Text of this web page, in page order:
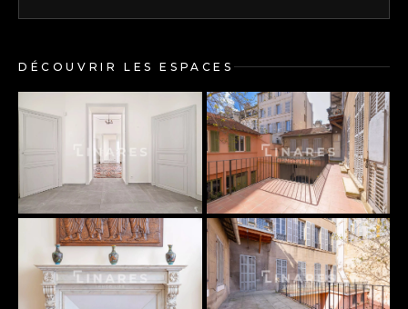
DÉCOUVRIR LES ESPACES